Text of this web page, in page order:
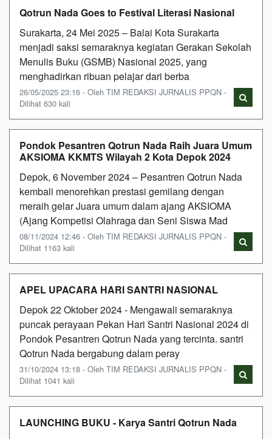
Qotrun Nada Goes to Festival Literasi Nasional
Surakarta, 24 Mei 2025 – Balai Kota Surakarta
menjadi saksi semaraknya kegiatan Gerakan Sekolah
Menulis Buku (GSMB) Nasional 2025, yang
menghadirkan ribuan pelajar dari berba
26/05/2025 23:16 - Oleh TIM REDAKSI JURNALIS PPQN -
Dilihat 630 kali
Pondok Pesantren Qotrun Nada Raih Juara Umum
AKSIOMA KKMTS Wilayah 2 Kota Depok 2024
Depok, 6 November 2024 – Pesantren Qotrun Nada
kembali menorehkan prestasi gemilang dengan
meraih gelar Juara umum dalam ajang AKSIOMA
(Ajang Kompetisi Olahraga dan Seni Siswa Mad
08/11/2024 12:46 - Oleh TIM REDAKSI JURNALIS PPQN -
Dilihat 1163 kali
APEL UPACARA HARI SANTRI NASIONAL
Depok 22 Oktober 2024 - Mengawali semaraknya
puncak perayaan Pekan Hari Santri Nasional 2024 di
Pondok Pesantren Qotrun Nada yang tercinta. santri
Qotrun Nada bergabung dalam peray
31/10/2024 13:18 - Oleh TIM REDAKSI JURNALIS PPQN -
Dilihat 1041 kali
LAUNCHING BUKU - Karya Santri Qotrun Nada